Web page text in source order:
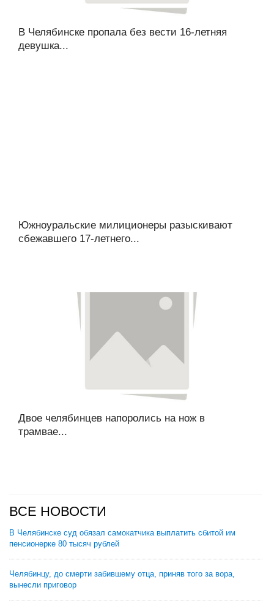
В Челябинске пропала без вести 16-летняя
девушка...
Южноуральские милиционеры разыскивают
сбежавшего 17-летнего...
Двое челябинцев напоролись на нож в
трамвае...
ВСЕ НОВОСТИ
В Челябинске суд обязал самокатчика выплатить сбитой им
пенсионерке 80 тысяч рублей
Челябинцу, до смерти забившему отца, приняв того за вора,
вынесли приговор